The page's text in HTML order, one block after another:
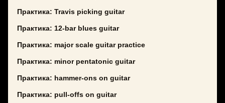
Практика: Travis picking guitar
Практика: 12-bar blues guitar
Практика: major scale guitar practice
Практика: minor pentatonic guitar
Практика: hammer-ons on guitar
Практика: pull-offs on guitar